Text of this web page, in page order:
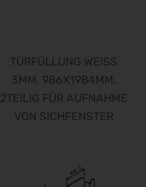
TÜRFÜLLUNG WEISS
3MM, 986X1984MM,
2TEILIG FÜR AUFNAHME
VON SICHFENSTER